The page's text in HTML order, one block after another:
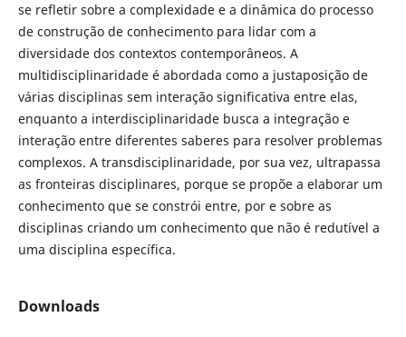
se refletir sobre a complexidade e a dinâmica do processo
de construção de conhecimento para lidar com a
diversidade dos contextos contemporâneos. A
multidisciplinaridade é abordada como a justaposição de
várias disciplinas sem interação significativa entre elas,
enquanto a interdisciplinaridade busca a integração e
interação entre diferentes saberes para resolver problemas
complexos. A transdisciplinaridade, por sua vez, ultrapassa
as fronteiras disciplinares, porque se propõe a elaborar um
conhecimento que se constrói entre, por e sobre as
disciplinas criando um conhecimento que não é redutível a
uma disciplina específica.
Downloads